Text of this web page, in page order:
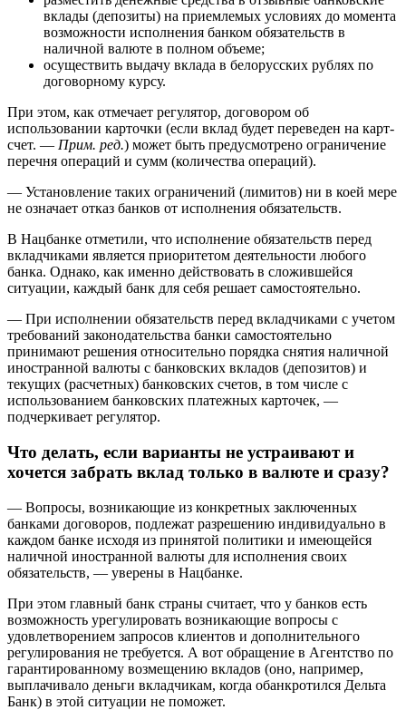
вклады (депозиты) на приемлемых условиях до момента
возможности исполнения банком обязательств в
наличной валюте в полном объеме;
осуществить выдачу вклада в белорусских рублях по
договорному курсу.
При этом, как отмечает регулятор, договором об
использовании карточки (если вклад будет переведен на карт-
счет. — Прим. ред.) может быть предусмотрено ограничение
перечня операций и сумм (количества операций).
— Установление таких ограничений (лимитов) ни в коей мере
не означает отказ банков от исполнения обязательств.
В Нацбанке отметили, что исполнение обязательств перед
вкладчиками является приоритетом деятельности любого
банка. Однако, как именно действовать в сложившейся
ситуации, каждый банк для себя решает самостоятельно.
— При исполнении обязательств перед вкладчиками с учетом
требований законодательства банки самостоятельно
принимают решения относительно порядка снятия наличной
иностранной валюты с банковских вкладов (депозитов) и
текущих (расчетных) банковских счетов, в том числе с
использованием банковских платежных карточек, —
подчеркивает регулятор.
Что делать, если варианты не устраивают и
хочется забрать вклад только в валюте и сразу?
— Вопросы, возникающие из конкретных заключенных
банками договоров, подлежат разрешению индивидуально в
каждом банке исходя из принятой политики и имеющейся
наличной иностранной валюты для исполнения своих
обязательств, — уверены в Нацбанке.
При этом главный банк страны считает, что у банков есть
возможность урегулировать возникающие вопросы с
удовлетворением запросов клиентов и дополнительного
регулирования не требуется. А вот обращение в Агентство по
гарантированному возмещению вкладов (оно, например,
выплачивало деньги вкладчикам, когда обанкротился Дельта
Банк) в этой ситуации не поможет.